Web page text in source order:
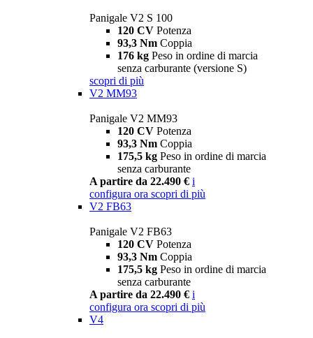
Panigale V2 S 100
120 CV Potenza
93,3 Nm Coppia
176 kg Peso in ordine di marcia
senza carburante (versione S)
scopri di più
V2 MM93
Panigale V2 MM93
120 CV Potenza
93,3 Nm Coppia
175,5 kg Peso in ordine di marcia
senza carburante
A partire da 22.490 € i
configura ora scopri di più
V2 FB63
Panigale V2 FB63
120 CV Potenza
93,3 Nm Coppia
175,5 kg Peso in ordine di marcia
senza carburante
A partire da 22.490 € i
configura ora scopri di più
V4